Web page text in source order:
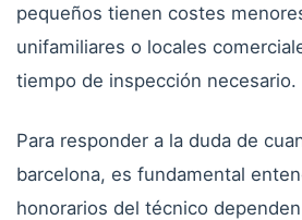
pequeños tienen costes
unifamiliares o locales
tiempo de inspección necesario.
Para responder a la duda de
barcelona, es fundamental
honorarios del técnico